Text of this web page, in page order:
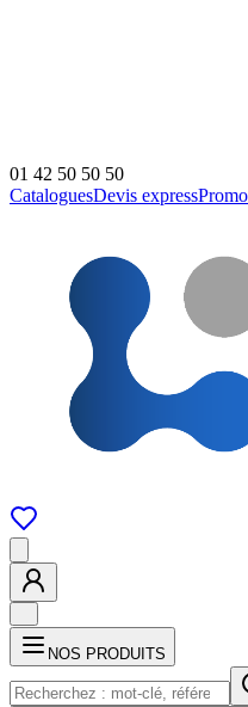
01 42 50 50 50
CataloguesDevis express
NOS PRODUITS